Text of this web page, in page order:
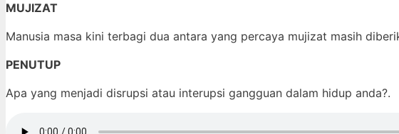
MUJIZAT
Manusia masa kini terbagi dua antara yang percaya mujizat masih
PENUTUP
Apa yang menjadi disrupsi atau interupsi gangguan dalam hidup anda?.